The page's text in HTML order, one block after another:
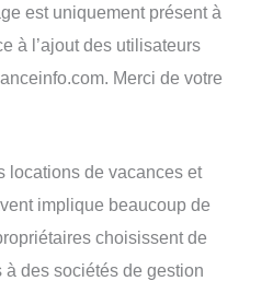
est uniquement présent à
à l’ajout des utilisateurs
Merci de votre
locations de vacances et
implique beaucoup de
choisissent de
des sociétés de gestion